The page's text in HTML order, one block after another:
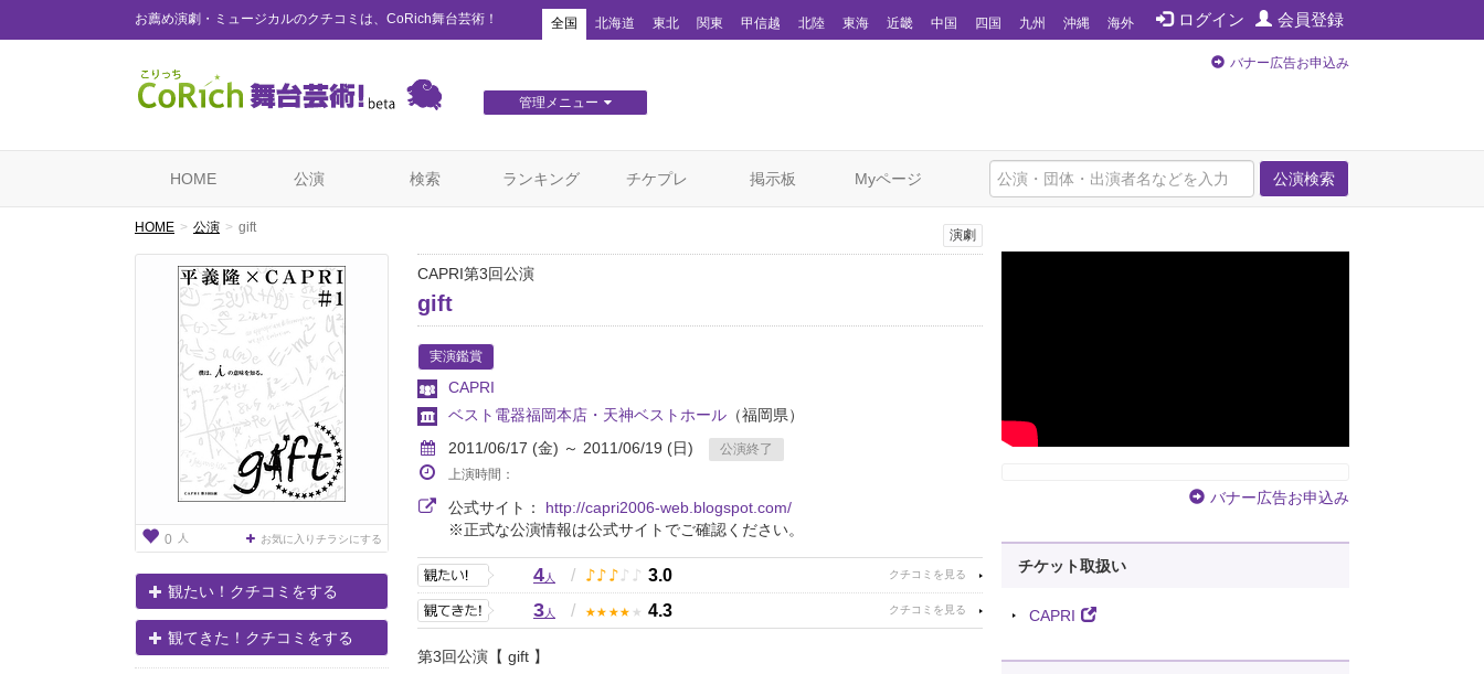
お薦め演劇・ミュージカルのクチコミは、CoRich舞台芸術！ ログイン 会員登録
全国 北海道 東北 関東 甲信越 北陸 東海 近畿 中国 四国 九州 沖縄 海外
管理メニュー
バナー広告お申込み
公演検索
HOME 公演 検索 ランキング チケプレ 掲示板 Myページ
HOME 公演 gift
0 人 お気に入りチラシにする
観たい！クチコミをする
観てきた！クチコミをする
演劇
CAPRI第3回公演
gift
実演鑑賞
CAPRI
ベスト電器福岡本店・天神ベストホール （福岡県）
2011/06/17 (金) ～ 2011/06/19 (日)
公演終了
上演時間：
公式サイト： http://capri2006-web.blogspot.com/
※正式な公演情報は公式サイトでご確認ください。
4人 / ♪ ♪ ♪ ♪ ♪ 3.0
3人 / ★ ★ ★ ★ ★ 4.3
第3回公演【 gift 】
バナー広告お申込み
チケット取扱い
CAPRI